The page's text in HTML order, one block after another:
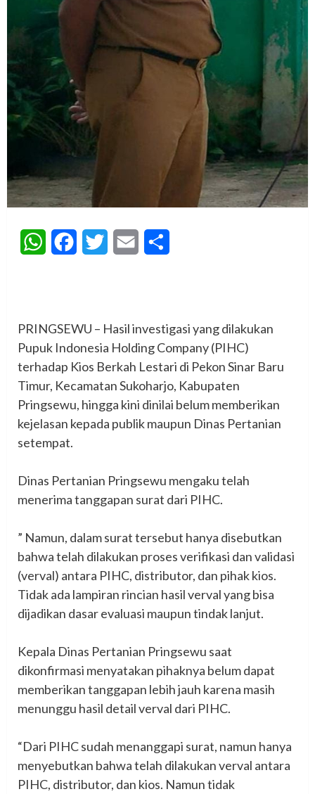
WhatsAppFacebookTwitter Email
‎PRINGSEWU – Hasil investigasi yang dilakukan
Pupuk Indonesia Holding Company (PIHC)
terhadap Kios Berkah Lestari di Pekon Sinar Baru
Timur, Kecamatan Sukoharjo, Kabupaten
Pringsewu, hingga kini dinilai belum memberikan
kejelasan kepada publik maupun Dinas Pertanian
setempat.
‎Dinas Pertanian Pringsewu mengaku telah
menerima tanggapan surat dari PIHC.
‎” Namun, dalam surat tersebut hanya disebutkan
bahwa telah dilakukan proses verifikasi dan validasi
(verval) antara PIHC, distributor, dan pihak kios.
Tidak ada lampiran rincian hasil verval yang bisa
dijadikan dasar evaluasi maupun tindak lanjut.
‎Kepala Dinas Pertanian Pringsewu saat
dikonfirmasi menyatakan pihaknya belum dapat
memberikan tanggapan lebih jauh karena masih
menunggu hasil detail verval dari PIHC.
‎“Dari PIHC sudah menanggapi surat, namun hanya
menyebutkan bahwa telah dilakukan verval antara
PIHC, distributor, dan kios. Namun tidak